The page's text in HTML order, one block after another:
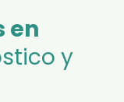
en
y